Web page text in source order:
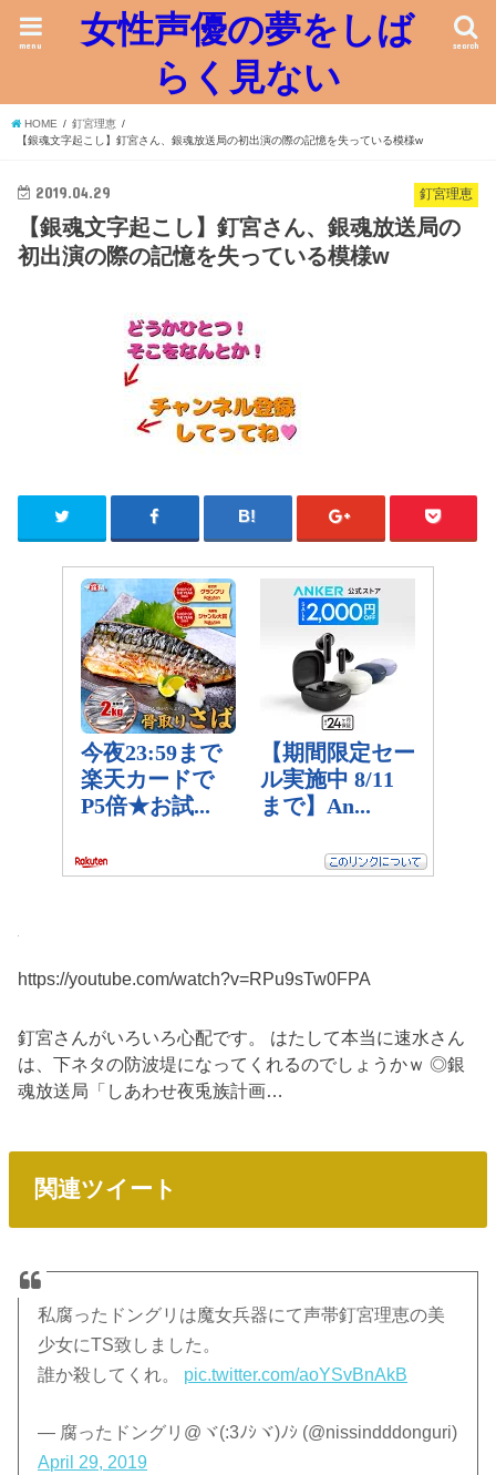
女性声優の夢をしば
らく見ない
search
menu
HOME
釘宮理恵
【銀魂文字起こし】釘宮さん、銀魂放送局の初出演の際の記憶を失っている模様w
釘宮理恵
2019.04.29
【銀魂文字起こし】釘宮さん、銀魂放送局の
初出演の際の記憶を失っている模様w
https://youtube.com/watch?v=RPu9sTw0FPA
釘宮さんがいろいろ心配です。 はたして本当に速水さん
は、下ネタの防波堤になってくれるのでしょうかｗ ◎銀
魂放送局「しあわせ夜兎族計画…
関連ツイート
私腐ったドングリは魔女兵器にて声帯釘宮理恵の美
少女にTS致しました。
誰か殺してくれ。 pic.twitter.com/aoYSvBnAkB
— 腐ったドングリ@ヾ(:3ﾉｼヾ)ﾉｼ (@nissindddonguri)
April 29, 2019